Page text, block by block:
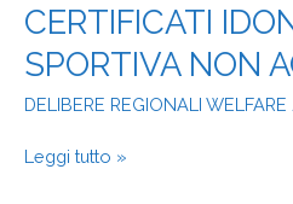
CERTIFICATI
SPORTIVA NON
DELIBERE REGIONALI WELFARE
CERTIFICATI
IDONEITÀ
SPORTIVA
AGONISTICA
Leggi tutto »